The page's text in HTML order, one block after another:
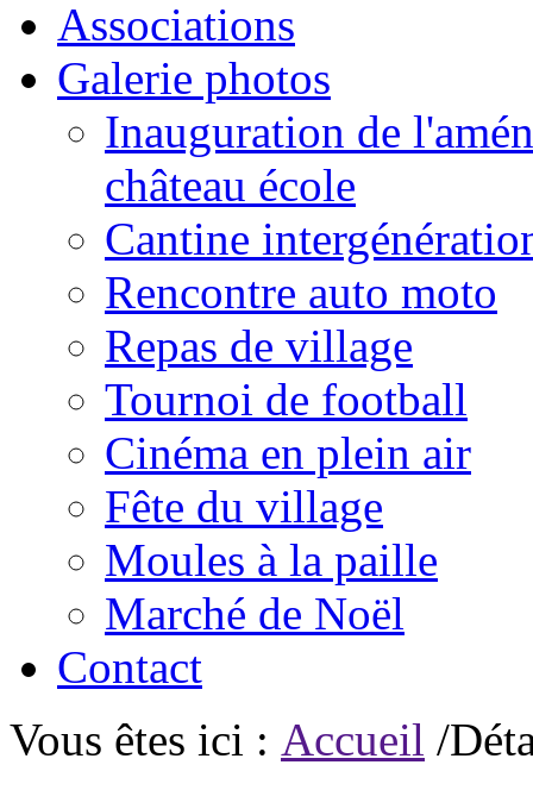
Associations
Galerie photos
Inauguration de
château école
Cantine
Rencontre auto moto
Repas de village
Tournoi de football
Cinéma en plein air
Fête du village
Moules à la paille
Marché de Noël
Contact
Vous êtes ici : Accueil /